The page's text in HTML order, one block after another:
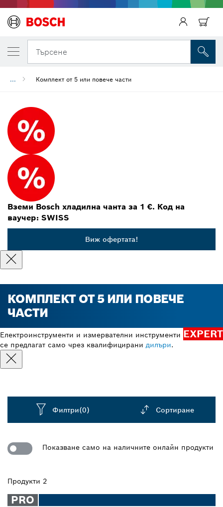
Търсене
... Комплект от 5 или повече части
Вземи Bosch хладилна чанта за 1 €. Код на
ваучер: SWISS
Виж офертата!
КОМПЛЕКТ ОТ 5 ИЛИ ПОВЕЧЕ
ЧАСТИ
Електроинструменти и измервателни инструменти EXPERT
се предлагат само чрез квалифициранидилъри.
Филтри(0) Сортиране
Показване само на наличните онлайн продукти
Продукти 2
PRO